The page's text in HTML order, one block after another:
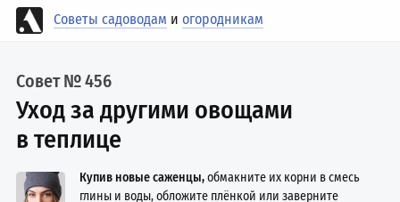
Советы садоводам иогородникам
Совет № 456
Уход за другими овощами
в теплице
Купив новые саженцы,обмакните их корни в смесь
глины и воды, обложите плёнкой или заверните